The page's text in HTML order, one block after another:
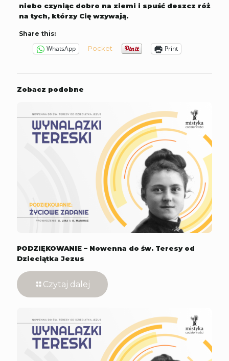
niebo czyniąc dobro na ziemi i spuść deszcz róż
na tych, którzy Cię wzywają.
Share this:
WhatsApp Pocket Print
Zobacz podobne
PODZIĘKOWANIE – Nowenna do św. Teresy od
Dzieciątka Jezus
Czytaj dalej